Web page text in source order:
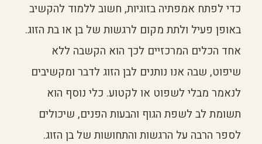
כדי לפתח אמפתיה בזוגיות, חשוב ללמוד להקשיב
באופן פעיל ולתת מקום לרגשות של בן או בת הזוג.
אחד הכלים המרכזיים לכך הוא הקשבה ללא
שיפוט, שבה אנו נותנים לבן הזוג לדבר ומקשיבים
לנאמר מבלי לשפוט או לקטוע. כלי נוסף הוא
תשומת לב לשפת הגוף והבעות הפנים, שיכולים
לספר הרבה על הרגשות והתחושות של בן הזוג.